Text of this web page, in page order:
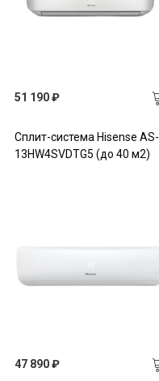
51 190 ₽
Сплит-система Hisense AS-
13HW4SVDTG5 (до 40 м2)
47 890 ₽